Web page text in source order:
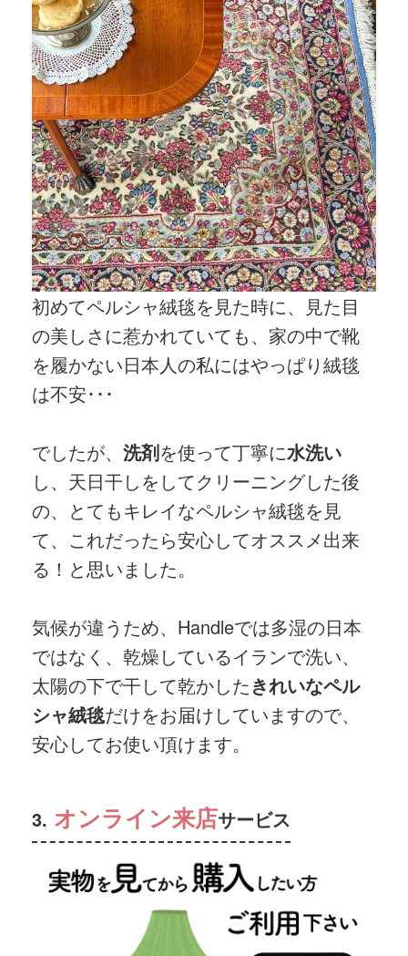
初めてペルシャ絨毯を見た時に、見た目
の美しさに惹かれていても、家の中で靴
を履かない日本人の私にはやっぱり絨毯
は不安･･･
でしたが、 洗剤を使って丁寧に水洗い
し、天日干しをしてクリーニングした後
の、とてもキレイなペルシャ絨毯を見
て、これだったら安心してオススメ出来
る！と思いました。
気候が違うため、Handleでは多湿の日本
ではなく、乾燥しているイランで洗い、
太陽の下で干して乾かしたきれいなペル
シャ絨毯だけをお届けしていますので、
安心してお使い頂けます。
3. オンライン来店サービス